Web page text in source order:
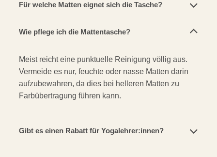
Für welche Matten eignet sich die Tasche?
Wie pflege ich die Mattentasche?
Meist reicht eine punktuelle Reinigung völlig aus.
Vermeide es nur, feuchte oder nasse Matten darin
aufzubewahren, da dies bei helleren Matten zu
Farbübertragung führen kann.
Gibt es einen Rabatt für Yogalehrer:innen?